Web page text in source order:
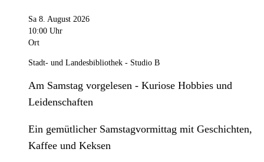
Sa 8. August 2026
10:00 Uhr
Ort
Stadt- und Landesbibliothek - Studio B
Am Samstag vorgelesen - Kuriose Hobbies und
Leidenschaften
Ein gemütlicher Samstagvormittag mit Geschichten,
Kaffee und Keksen